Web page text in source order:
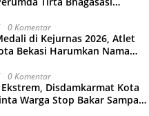
0 Komentar
di Kejurnas 2026, Atlet
Bekasi Harumkan Nama
0 Komentar
Disdamkarmat Kota
Warga Stop Bakar Sampah